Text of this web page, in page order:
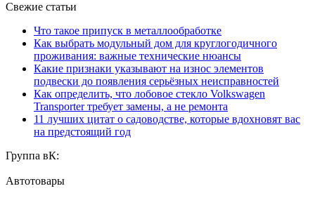
Свежие статьи
Что такое припуск в металлообработке
Как выбрать модульный дом для круглогодичного
проживания: важные технические нюансы
Какие признаки указывают на износ элементов
подвески до появления серьёзных неисправностей
Как определить, что лобовое стекло Volkswagen
Transporter требует замены, а не ремонта
11 лучших цитат о садоводстве, которые вдохновят вас
на предстоящий год
Группа вК:
Автотовары